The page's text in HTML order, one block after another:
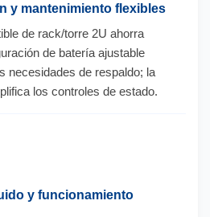
y mantenimiento flexibles
de rack/torre 2U ahorra
de batería ajustable
necesidades de respaldo; la
los controles de estado.
y funcionamiento